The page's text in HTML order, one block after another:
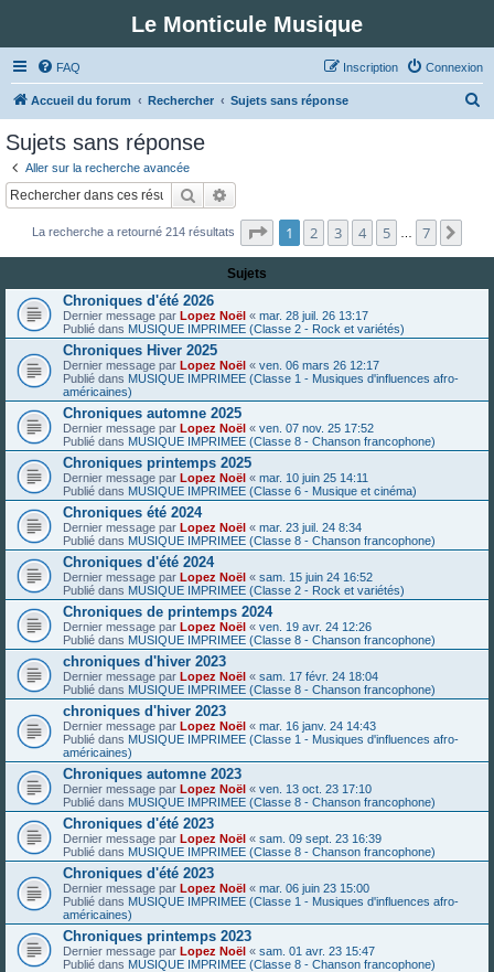
Le Monticule Musique
FAQ Connexion
Inscription
Accueil du forum Rechercher Sujets sans réponse
c
r
Sujets sans réponse
Aller sur la recherche avancée
Rechercher
La recherche a retourné 214 résultats Page sur7
1 2 3 4 5 7
Sujets
Chroniques d'été 2026
Dernier message par Lopez Noël « mar. 28 juil. 26 13:17
Publié dans MUSIQUE IMPRIMEE (Classe 2 - Rock et variétés)
Chroniques Hiver 2025
Dernier message par Lopez Noël « ven. 06 mars 26 12:17
Publié dans MUSIQUE IMPRIMEE (Classe 1 - Musiques d'influences afro-
américaines)
Chroniques automne 2025
Dernier message par Lopez Noël « ven. 07 nov. 25 17:52
Publié dans MUSIQUE IMPRIMEE (Classe 8 - Chanson francophone)
Chroniques printemps 2025
Dernier message par Lopez Noël « mar. 10 juin 25 14:11
Publié dans MUSIQUE IMPRIMEE (Classe 6 - Musique et cinéma)
Chroniques été 2024
Dernier message par Lopez Noël « mar. 23 juil. 24 8:34
Publié dans MUSIQUE IMPRIMEE (Classe 8 - Chanson francophone)
Chroniques d'été 2024
Dernier message par Lopez Noël « sam. 15 juin 24 16:52
Publié dans MUSIQUE IMPRIMEE (Classe 2 - Rock et variétés)
Chroniques de printemps 2024
Dernier message par Lopez Noël « ven. 19 avr. 24 12:26
Publié dans MUSIQUE IMPRIMEE (Classe 8 - Chanson francophone)
chroniques d'hiver 2023
Dernier message par Lopez Noël « sam. 17 févr. 24 18:04
Publié dans MUSIQUE IMPRIMEE (Classe 8 - Chanson francophone)
chroniques d'hiver 2023
Dernier message par Lopez Noël « mar. 16 janv. 24 14:43
Publié dans MUSIQUE IMPRIMEE (Classe 1 - Musiques d'influences afro-
américaines)
Chroniques automne 2023
Dernier message par Lopez Noël « ven. 13 oct. 23 17:10
Publié dans MUSIQUE IMPRIMEE (Classe 8 - Chanson francophone)
Chroniques d'été 2023
Dernier message par Lopez Noël « sam. 09 sept. 23 16:39
Publié dans MUSIQUE IMPRIMEE (Classe 8 - Chanson francophone)
Chroniques d'été 2023
Dernier message par Lopez Noël « mar. 06 juin 23 15:00
Publié dans MUSIQUE IMPRIMEE (Classe 1 - Musiques d'influences afro-
américaines)
Chroniques printemps 2023
Dernier message par Lopez Noël « sam. 01 avr. 23 15:47
Publié dans MUSIQUE IMPRIMEE (Classe 8 - Chanson francophone)